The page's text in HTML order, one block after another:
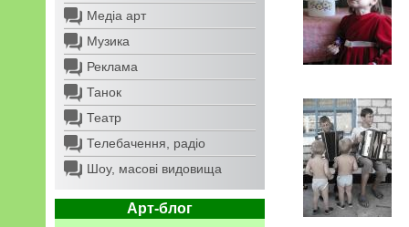
Медіа арт
Музика
Реклама
Танок
Театр
Телебачення, радіо
Шоу, масові видовища
Арт-блог